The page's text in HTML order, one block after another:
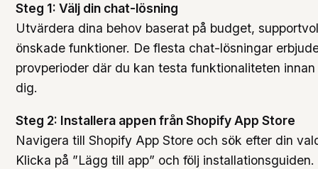
Steg 1: Välj din chat-lösning
Utvärdera dina behov baserat på budget,
önskade funktioner. De flesta chat-lösningar
provperioder där du kan testa funktionaliteten
dig.
Steg 2: Installera appen från Shopify App Store
Navigera till Shopify App Store och sök efter din
Klicka på ”Lägg till app” och följ installationsguiden.